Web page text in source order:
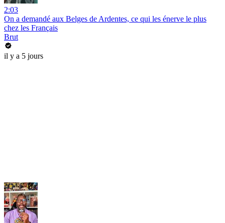
2:03
On a demandé aux Belges de Ardentes, ce qui les énerve le plus
chez les Français
Brut
il y a 5 jours